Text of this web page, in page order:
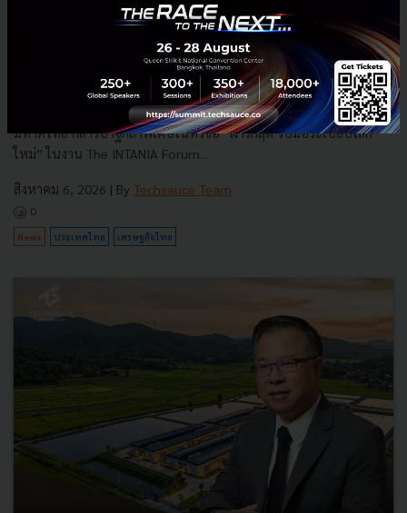
3 เรื่องที่ประเทศไทยต้อง Focus สร้างคน–นวัตกรรม–ปฏิรูป
ระบบราชการ เพื่อยกระดับขีดความสามารถประเทศ
นายอนุทิน ชาญวีรกูล นายกรัฐมนตรีและรัฐมนตรีว่าการกระทรวง
มหาดไทย กล่าวปาฐกถาพิเศษในหัวข้อ “ฝ่าวิกฤติ รับมือระเบียบโลก
ใหม่” ในงาน The INTANIA Forum...
สิงหาคม 6, 2026 | By Techsauce Team
0
News ประเทศไทย เศรษฐกิจไทย